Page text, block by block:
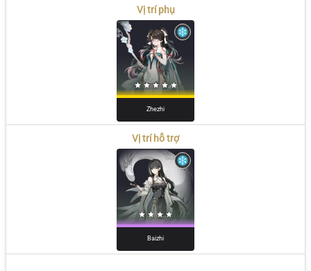
Vị trí phụ
Zhezhi
Vị trí hỗ trợ
Baizhi